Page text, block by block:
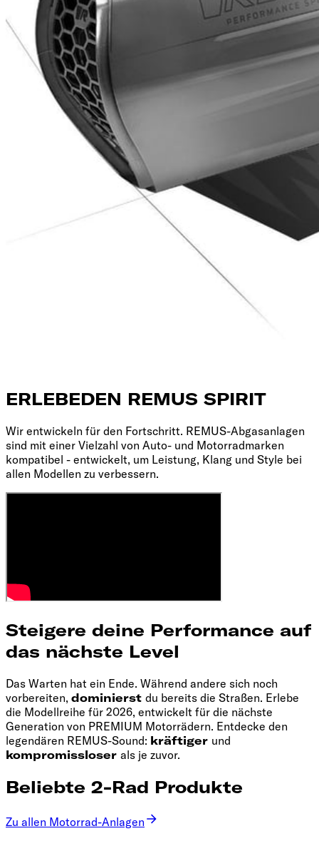
ERLEBEDEN REMUS SPIRIT
Wir entwickeln für den Fortschritt. REMUS-Abgasanlagen
sind mit einer Vielzahl von Auto- und Motorradmarken
kompatibel - entwickelt, um Leistung, Klang und Style bei
allen Modellen zu verbessern.
Steigere deine Performance auf
das nächste Level
Das Warten hat ein Ende. Während andere sich noch
vorbereiten, dominierst du bereits die Straßen. Erlebe
die Modellreihe für 2026, entwickelt für die nächste
Generation von PREMIUM Motorrädern. Entdecke den
legendären REMUS-Sound: kräftiger und
kompromissloser als je zuvor.
Beliebte 2-Rad Produkte
Zu allen Motorrad-Anlagen